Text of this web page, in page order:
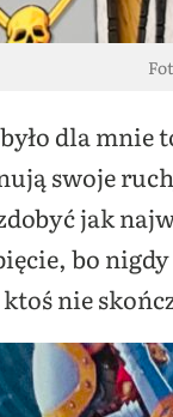
dla mnie
swoje
jak
bo
nie